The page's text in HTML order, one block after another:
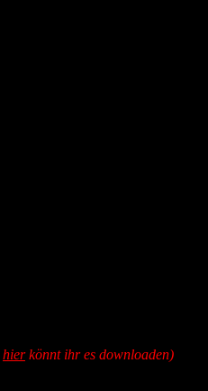
hierkönnt ihr es downloaden)